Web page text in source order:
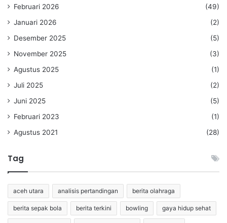
Februari 2026
(49)
Januari 2026
(2)
Desember 2025
(5)
November 2025
(3)
Agustus 2025
(1)
Juli 2025
(2)
Juni 2025
(5)
Februari 2023
(1)
Agustus 2021
(28)
Tag
aceh utara analisis pertandingan berita olahraga
berita sepak bola berita terkini bowling gaya hidup sehat